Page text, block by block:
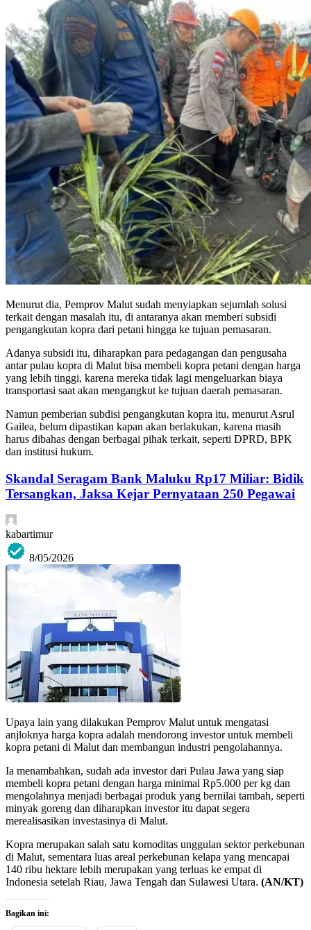
Menurut dia, Pemprov Malut sudah menyiapkan sejumlah solusi
terkait dengan masalah itu, di antaranya akan memberi subsidi
pengangkutan kopra dari petani hingga ke tujuan pemasaran.
Adanya subsidi itu, diharapkan para pedagangan dan pengusaha
antar pulau kopra di Malut bisa membeli kopra petani dengan harga
yang lebih tinggi, karena mereka tidak lagi mengeluarkan biaya
transportasi saat akan mengangkut ke tujuan daerah pemasaran.
Namun pemberian subdisi pengangkutan kopra itu, menurut Asrul
Gailea, belum dipastikan kapan akan berlakukan, karena masih
harus dibahas dengan berbagai pihak terkait, seperti DPRD, BPK
dan institusi hukum.
Skandal Seragam Bank Maluku Rp17 Miliar: Bidik
Tersangkan, Jaksa Kejar Pernyataan 250 Pegawai
kabartimur
8/05/2026
Upaya lain yang dilakukan Pemprov Malut untuk mengatasi
anjloknya harga kopra adalah mendorong investor untuk membeli
kopra petani di Malut dan membangun industri pengolahannya.
Ia menambahkan, sudah ada investor dari Pulau Jawa yang siap
membeli kopra petani dengan harga minimal Rp5.000 per kg dan
mengolahnya menjadi berbagai produk yang bernilai tambah, seperti
minyak goreng dan diharapkan investor itu dapat segera
merealisasikan investasinya di Malut.
Kopra merupakan salah satu komoditas unggulan sektor perkebunan
di Malut, sementara luas areal perkebunan kelapa yang mencapai
140 ribu hektare lebih merupakan yang terluas ke empat di
Indonesia setelah Riau, Jawa Tengah dan Sulawesi Utara. (AN/KT)
Bagikan ini: